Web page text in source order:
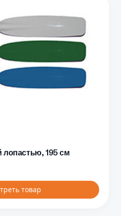
лопастью, 195 см
товар